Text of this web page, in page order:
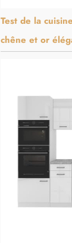
Test de la
chêne et or